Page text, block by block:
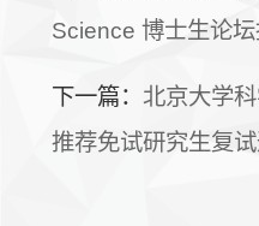
Science 博士生论
下一篇： 北京大学
推荐免试研究生复